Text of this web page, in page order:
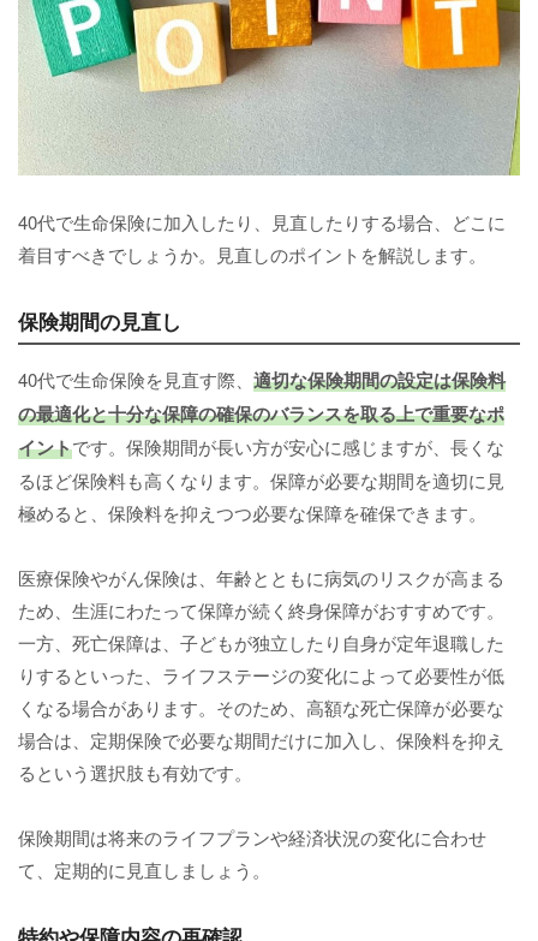
40代で生命保険に加入したり、見直したりする場合、どこに
着目すべきでしょうか。見直しのポイントを解説します。
保険期間の見直し
40代で生命保険を見直す際、 適切な保険期間の設定は保険料
の最適化と十分な保障の確保のバランスを取る上で重要なポ
イントです。保険期間が長い方が安心に感じますが、長くな
るほど保険料も高くなります。保障が必要な期間を適切に見
極めると、保険料を抑えつつ必要な保障を確保できます。
医療保険やがん保険は、年齢とともに病気のリスクが高まる
ため、生涯にわたって保障が続く終身保障がおすすめです。
一方、死亡保障は、子どもが独立したり自身が定年退職した
りするといった、ライフステージの変化によって必要性が低
くなる場合があります。そのため、高額な死亡保障が必要な
場合は、定期保険で必要な期間だけに加入し、保険料を抑え
るという選択肢も有効です。
保険期間は将来のライフプランや経済状況の変化に合わせ
て、定期的に見直しましょう。